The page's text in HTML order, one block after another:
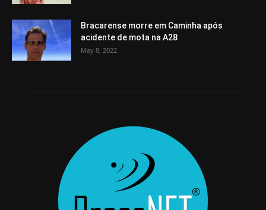
Bracarense morre em Caminha após
acidente de mota na A28
May 8, 2022